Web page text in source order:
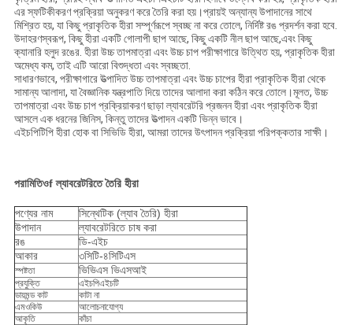
এর স্ফটিকীকরণ প্রক্রিয়া অনুকরণ করে তৈরি করা হয়।প্রায়ই অন্যান্য উপাদানের সাথে
মিশ্রিত হয়, যা কিছু প্রাকৃতিক হীরা সম্পূর্ণরূপে স্বচ্ছ না করে তোলে, নির্দিষ্ট রঙ প্রদর্শন করা হবে.
উদাহরণস্বরূপ, কিছু হীরা একটি গোলাপী ছাপ আছে, কিছু একটি নীল ছাপ আছে,এবং কিছু
ক্যানারি হলুদ রঙের. হীরা উচ্চ তাপমাত্রা এবং উচ্চ চাপ পরীক্ষাগারে উত্থিত হয়, প্রাকৃতিক হীরা
অমেধ্য কম, তাই এটি আরো বিশুদ্ধতা এবং স্বচ্ছতা.
সাধারণভাবে, পরীক্ষাগারে উত্পাদিত উচ্চ তাপমাত্রা এবং উচ্চ চাপের হীরা প্রাকৃতিক হীরা থেকে
সামান্য আলাদা, যা বৈজ্ঞানিক যন্ত্রপাতি দিয়ে তাদের আলাদা করা কঠিন করে তোলে।মূলত, উচ্চ
তাপমাত্রা এবং উচ্চ চাপ প্রক্রিয়াকরণ ছাড়া ল্যাবরেটরি প্রজনন হীরা এবং প্রাকৃতিক হীরা
আসলে এক ধরনের জিনিস, কিন্তু তাদের উত্পাদন একটি ভিন্ন ভাবে।
এইচপিটিপি হীরা হোক বা সিভিডি হীরা, আমরা তাদের উৎপাদন প্রক্রিয়া পরিপক্কতার সাক্ষী।
পরামিতিওf ল্যাবরেটরিতে তৈরি হীরা
পণ্যের নাম
সিন্থেটিক (ল্যাব তৈরি) হীরা
উপাদান
ল্যাবরেটরিতে চাষ করা
রঙ
ডি-এইচ
আকার
৩সিটি-৪সিটিএস
স্পষ্টতা ভিভিএস ভিএসআই
প্রযুক্তি
এইচপিএইচটি
ডায়মন্ড কাট
কাটা না
এমওকিউ
আলোচনাযোগ্য
আকৃতি
কাঁচা